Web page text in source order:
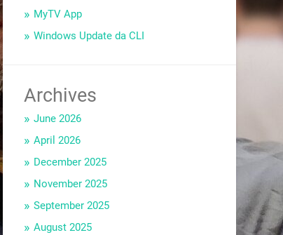
MyTV App
Windows Update da CLI
Archives
June 2026
April 2026
December 2025
November 2025
September 2025
August 2025